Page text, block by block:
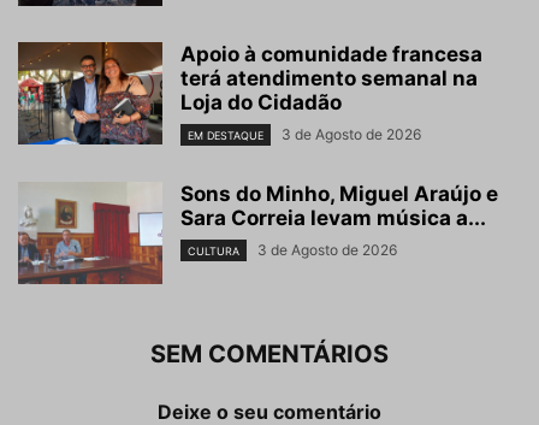
Apoio à comunidade francesa
terá atendimento semanal na
Loja do Cidadão
EM DESTAQUE 3 de Agosto de 2026
Sons do Minho, Miguel Araújo e
Sara Correia levam música a...
CULTURA 3 de Agosto de 2026
SEM COMENTÁRIOS
Deixe o seu comentário